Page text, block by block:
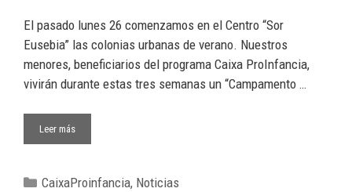
El pasado lunes 26 comenzamos en el Centro “Sor
Eusebia” las colonias urbanas de verano. Nuestros
menores, beneficiarios del programa Caixa ProInfancia,
vivirán durante estas tres semanas un “Campamento …
Leer más
CaixaProinfancia, Noticias